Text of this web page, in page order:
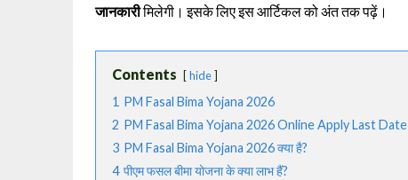
जानकारीमिलेगी। इसके लिए इस आर्टिकल को अंत तक पढ़ें।
Contents hide
1 PM Fasal Bima Yojana 2026
2 PM Fasal Bima Yojana 2026 Online Apply Last Date
3 PM Fasal Bima Yojana 2026 क्या है?
4 पीएम फसल बीमा योजना के क्या लाभ हैं?